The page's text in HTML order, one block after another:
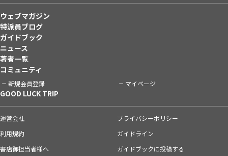
ウェブマガジン
特派員ブログ
ガイドブック
ニュース
著者一覧
コミュニティ
新規会員登録 マイページ
GOOD LUCK TRIP
運営会社
プライバシーポリシー
利用規約
ガイドライン
書店御担当者様へ
ガイドブックに投稿する